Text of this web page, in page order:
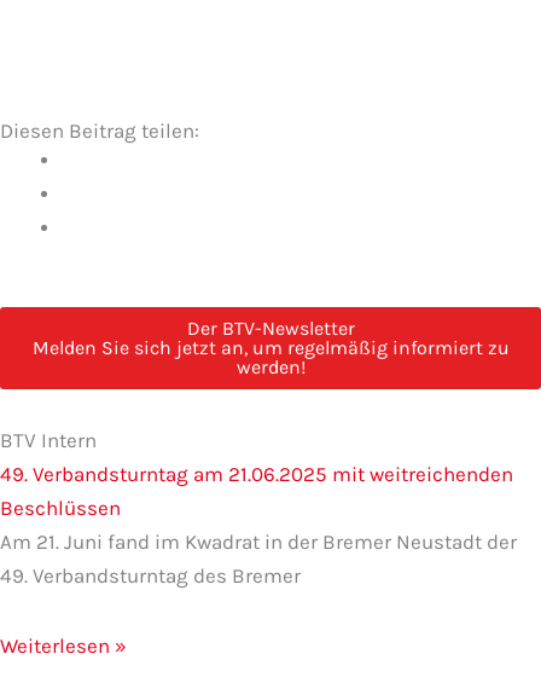
Diesen Beitrag teilen:
Der BTV-Newsletter
Melden Sie sich jetzt an, um regelmäßig informiert zu
werden!
BTV Intern
49. Verbandsturntag am 21.06.2025 mit weitreichenden
Beschlüssen
Am 21. Juni fand im Kwadrat in der Bremer Neustadt der
49. Verbandsturntag des Bremer
Weiterlesen »